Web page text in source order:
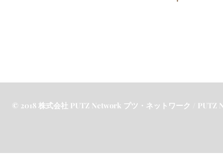
© 2018 株式会社 PUTZ Network プツ・ネットワーク /